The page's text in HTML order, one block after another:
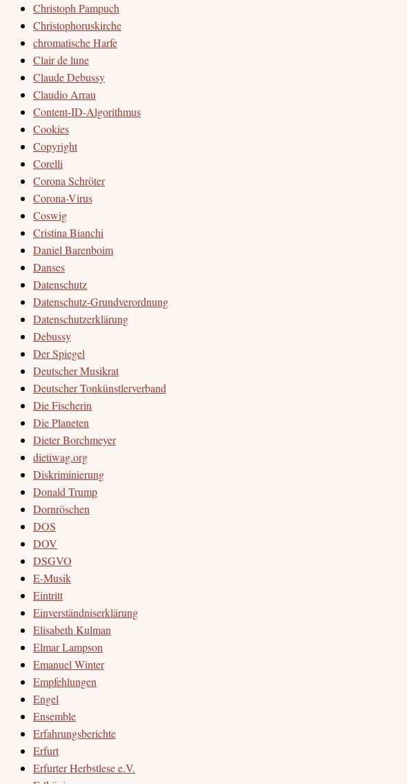
Christoph Pampuch
Christophoruskirche
chromatische Harfe
Clair de lune
Claude Debussy
Claudio Arrau
Content-ID-Algorithmus
Cookies
Copyright
Corelli
Corona Schröter
Corona-Virus
Coswig
Cristina Bianchi
Daniel Barenboim
Danses
Datenschutz
Datenschutz-Grundverordnung
Datenschutzerklärung
Debussy
Der Spiegel
Deutscher Musikrat
Deutscher Tonkünstlerverband
Die Fischerin
Die Planeten
Dieter Borchmeyer
dietiwag.org
Diskriminierung
Donald Trump
Dornröschen
DOS
DOV
DSGVO
E-Musik
Eintritt
Einverständniserklärung
Elisabeth Kulman
Elmar Lampson
Emanuel Winter
Empfehlungen
Engel
Ensemble
Erfahrungsberichte
Erfurt
Erfurter Herbstlese e.V.